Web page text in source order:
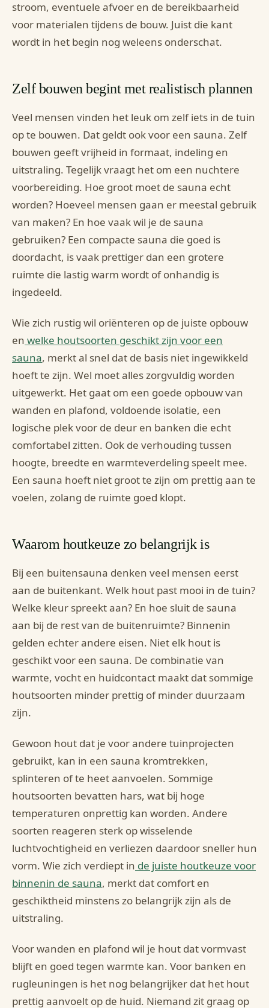
stroom, eventuele afvoer en de bereikbaarheid
voor materialen tijdens de bouw. Juist die kant
wordt in het begin nog weleens onderschat.
Zelf bouwen begint met realistisch plannen
Veel mensen vinden het leuk om zelf iets in de tuin
op te bouwen. Dat geldt ook voor een sauna. Zelf
bouwen geeft vrijheid in formaat, indeling en
uitstraling. Tegelijk vraagt het om een nuchtere
voorbereiding. Hoe groot moet de sauna echt
worden? Hoeveel mensen gaan er meestal gebruik
van maken? En hoe vaak wil je de sauna
gebruiken? Een compacte sauna die goed is
doordacht, is vaak prettiger dan een grotere
ruimte die lastig warm wordt of onhandig is
ingedeeld.
Wie zich rustig wil oriënteren op de juiste opbouw
en welke houtsoorten geschikt zijn voor een
sauna, merkt al snel dat de basis niet ingewikkeld
hoeft te zijn. Wel moet alles zorgvuldig worden
uitgewerkt. Het gaat om een goede opbouw van
wanden en plafond, voldoende isolatie, een
logische plek voor de deur en banken die echt
comfortabel zitten. Ook de verhouding tussen
hoogte, breedte en warmteverdeling speelt mee.
Een sauna hoeft niet groot te zijn om prettig aan te
voelen, zolang de ruimte goed klopt.
Waarom houtkeuze zo belangrijk is
Bij een buitensauna denken veel mensen eerst
aan de buitenkant. Welk hout past mooi in de tuin?
Welke kleur spreekt aan? En hoe sluit de sauna
aan bij de rest van de buitenruimte? Binnenin
gelden echter andere eisen. Niet elk hout is
geschikt voor een sauna. De combinatie van
warmte, vocht en huidcontact maakt dat sommige
houtsoorten minder prettig of minder duurzaam
zijn.
Gewoon hout dat je voor andere tuinprojecten
gebruikt, kan in een sauna kromtrekken,
splinteren of te heet aanvoelen. Sommige
houtsoorten bevatten hars, wat bij hoge
temperaturen onprettig kan worden. Andere
soorten reageren sterk op wisselende
luchtvochtigheid en verliezen daardoor sneller hun
vorm. Wie zich verdiept in de juiste houtkeuze voor
binnenin de sauna, merkt dat comfort en
geschiktheid minstens zo belangrijk zijn als de
uitstraling.
Voor wanden en plafond wil je hout dat vormvast
blijft en goed tegen warmte kan. Voor banken en
rugleuningen is het nog belangrijker dat het hout
prettig aanvoelt op de huid. Niemand zit graag op